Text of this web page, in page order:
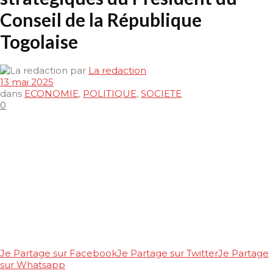
Conseil de la République
Togolaise
par La redaction
13 mai 2025
dans ECONOMIE, POLITIQUE, SOCIETE
0
Je Partage sur FacebookJe Partage sur TwitterJe Partage
sur Whatsapp